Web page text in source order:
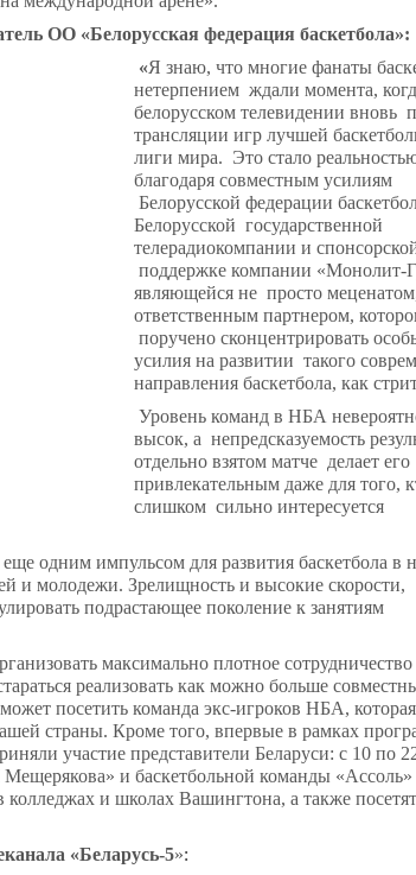
ОО «Белорусская федерация баскетбола»:
«Я знаю, что многие фанаты
нетерпением ждали момента,
белорусском телевидении вновь
трансляции игр лучшей
лиги мира. Это стало
благодаря совместным усилиям
Белорусской федерации
Белорусской государственной
телерадиокомпании и
поддержке компании «Монолит-
являющейся не просто
ответственным партнером,
поручено сконцентрировать
усилия на развитии такого
направления баскетбола, как
Уровень команд в НБА
высок, а непредсказуемость
отдельно взятом матче делает его
привлекательным даже для того,
слишком сильно интересуется
одним импульсом для развития баскетбола в
и молодежи. Зрелищность и высокие скорости,
подрастающее поколение к занятиям
максимально плотное сотрудничество
реализовать как можно больше
посетить команда экс-игроков НБА, которая
страны. Кроме того, впервые в рамках
участие представители Беларуси: с 10 по
и баскетбольной команды «Ассоль»
и школах Вашингтона, а также
«Беларусь-5»: